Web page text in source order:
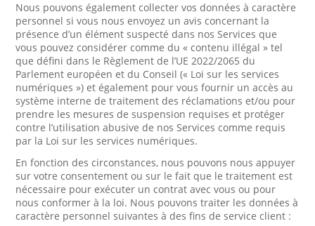
Nous pouvons également collecter vos données à caractère
personnel si vous nous envoyez un avis concernant la
présence d’un élément suspecté dans nos Services que
vous pouvez considérer comme du « contenu illégal » tel
que défini dans le Règlement de l’UE 2022/2065 du
Parlement européen et du Conseil (« Loi sur les services
numériques ») et également pour vous fournir un accès au
système interne de traitement des réclamations et/ou pour
prendre les mesures de suspension requises et protéger
contre l’utilisation abusive de nos Services comme requis
par la Loi sur les services numériques.
En fonction des circonstances, nous pouvons nous appuyer
sur votre consentement ou sur le fait que le traitement est
nécessaire pour exécuter un contrat avec vous ou pour
nous conformer à la loi. Nous pouvons traiter les données à
caractère personnel suivantes à des fins de service client :